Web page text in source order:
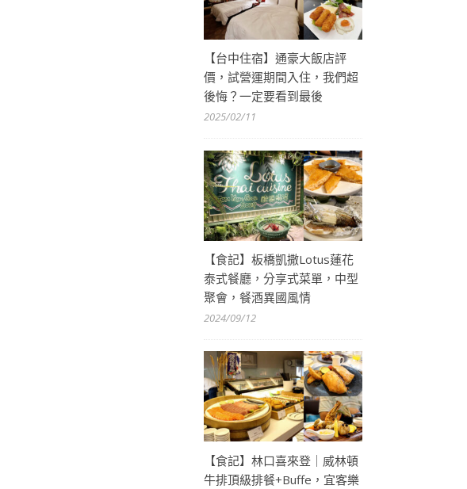
【台中住宿】通豪大飯店評
價，試營運期間入住，我們超
後悔？一定要看到最後
2025/02/11
【食記】板橋凱撒Lotus蓮花
泰式餐廳，分享式菜單，中型
聚會，餐酒異國風情
2024/09/12
【食記】林口喜來登｜威林頓
牛排頂級排餐+Buffe，宜客樂